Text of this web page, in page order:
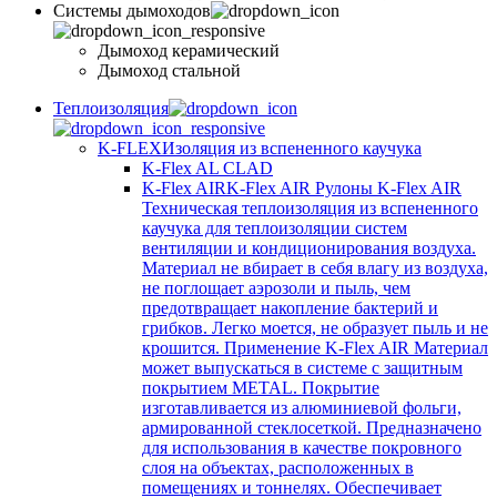
Cистемы дымоходов
Дымоход керамический
Дымоход стальной
Теплоизоляция
K-FLEXИзоляция из вспененного каучука
K-Flex AL CLAD
K-Flex AIRK-Flex AIR Рулоны K-Flex AIR
Техническая теплоизоляция из вспененного
каучука для теплоизоляции систем
вентиляции и кондиционирования воздуха.
Материал не вбирает в себя влагу из воздуха,
не поглощает аэрозоли и пыль, чем
предотвращает накопление бактерий и
грибков. Легко моется, не образует пыль и не
крошится. Применение K-Flex AIR Материал
может выпускаться в системе c защитным
покрытием METAL. Покрытие
изготавливается из алюминиевой фольги,
армированной стеклосеткой. Предназначено
для использования в качестве покровного
слоя на объектах, расположенных в
помещениях и тоннелях. Обеспечивает